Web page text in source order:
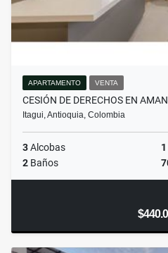
APARTAMENTO VENTA
CESIÓN DE DERECHOS EN
Itagui, Antioquia, Colombia
3Alcobas 1
2 Baños